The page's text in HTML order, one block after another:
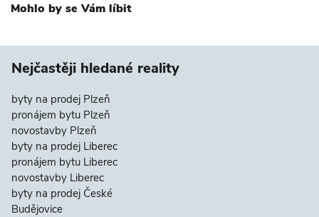
Mohlo by se Vám líbit
Nejčastěji hledané reality
byty na prodej Plzeň
pronájem bytu Plzeň
novostavby Plzeň
byty na prodej Liberec
pronájem bytu Liberec
novostavby Liberec
byty na prodej České
Budějovice